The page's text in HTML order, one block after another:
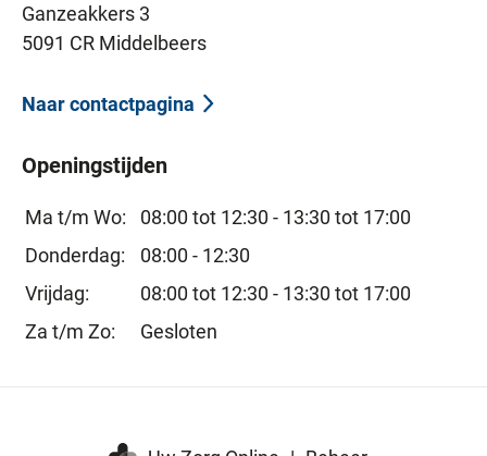
Ganzeakkers 3
5091 CR Middelbeers
Naar contactpagina
Openingstijden
Ma t/m Wo: 08:00 tot 12:30 - 13:30 tot 17:00
Donderdag:
08:00 - 12:30
Vrijdag:
08:00 tot 12:30 - 13:30 tot 17:00
Za t/m Zo:
Gesloten